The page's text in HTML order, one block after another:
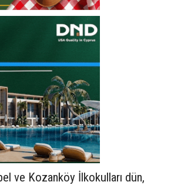
ve Kozanköy İlkokulları dün,